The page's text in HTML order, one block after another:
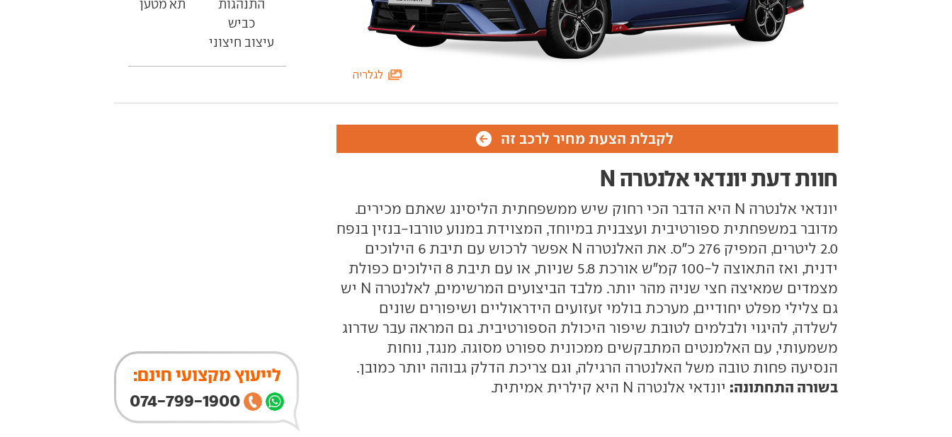
לגלריה
התנהגות
כביש
עיצוב חיצוני
תא מטען
לקבלת הצעת מחיר לרכב זה
חוות דעת יונדאי אלנטרה N
יונדאי אלנטרה N היא הדבר הכי רחוק שיש ממשפחתית הליסינג שאתם מכירים.
מדובר במשפחתית ספורטיבית ועצבנית במיוחד, המצוידת במנוע טורבו-בנזין בנפח
2.0 ליטרים, המפיק 276 כ"ס. את האלנטרה N אפשר לרכוש עם תיבת 6 הילוכים
ידנית, ואז התאוצה ל-100 קמ"ש אורכת 5.8 שניות, או עם תיבת 8 הילוכים כפולת
מצמדים שמאיצה חצי שניה מהר יותר. מלבד הביצועים המרשימים, לאלנטרה N יש
גם צלילי מפלט יחודיים, מערכת בולמי זעזועים הידראוליים ושיפורים שונים
לשלדה, להיגוי ולבלמים לטובת שיפור היכולת הספורטיבית. גם המראה עבר שדרוג
משמעותי, עם האלמנטים המתבקשים ממכונית ספורט מסוגה. מנגד, נוחות
הנסיעה פחות טובה משל האלנטרה הרגילה, וגם צריכת הדלק גבוהה יותר כמובן.
בשורה התחתונה: יונדאי אלנטרה N היא קילרית אמיתית.
לייעוץ מקצועי חינם:
074-799-1900